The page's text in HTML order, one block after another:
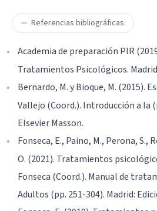
Referencias bibliográficas
Academia de preparación PIR
Tratamientos Psicológicos.
Bernardo, M. y Bioque, M. (2015).
Vallejo (Coord.). Introducción a la
Elsevier Masson.
Fonseca, E., Paino, M., Perona, S.,
O. (2021). Tratamientos
Fonseca (Coord.). Manual de
Adultos (pp. 251-304). Madrid: